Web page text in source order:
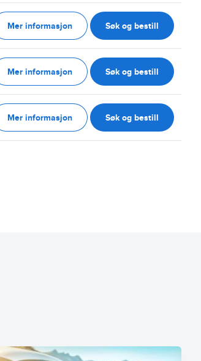
Mer informasjon Søk og bestill
Mer informasjon Søk og bestill
Mer informasjon Søk og bestill